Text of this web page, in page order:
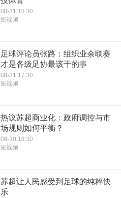
08-31 18:30
短视频
足球评论员张路：组织业余联赛
才是各级足协最该干的事
08-31 17:30
短视频
热议苏超商业化：政府调控与市
场规则如何平衡？
08-30 18:30
短视频
苏超让人民感受到足球的纯粹快
乐